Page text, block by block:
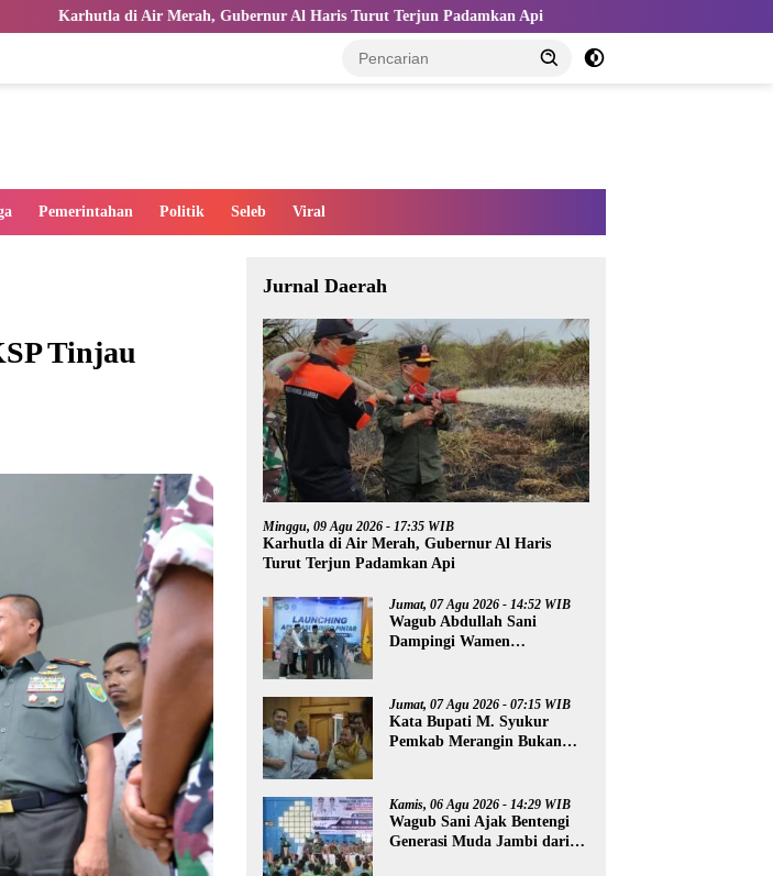
Merah, Gubernur Al Haris Turut Terjun Padamkan Api Kemnaker dan Indo-Rama Perkuat TKM
Pemerintahan Politik Seleb Viral
Tinjau
Jurnal Daerah
Minggu, 09 Agu 2026 - 17:35 WIB
Karhutla di Air Merah, Gubernur Al Haris
Turut Terjun Padamkan Api
Jumat, 07 Agu 2026 - 14:52 WIB
Wagub Abdullah Sani
Dampingi Wamen
Jumat, 07 Agu 2026 - 07:15 WIB
Kata Bupati M. Syukur
Pemkab Merangin Bukan
Kamis, 06 Agu 2026 - 14:29 WIB
Wagub Sani Ajak Bentengi
Generasi Muda Jambi dari